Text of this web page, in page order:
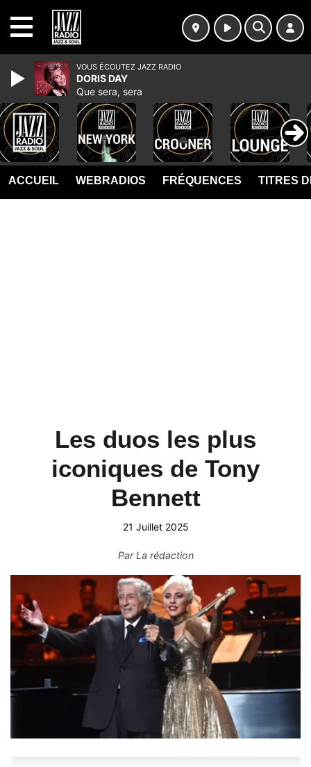
ACCUEIL WEBRADIOS FRÉQUENCES TITRES
Les duos les plus
iconiques de Tony
Bennett
21 Juillet 2025
ParLa rédaction
VOUS ÉCOUTEZ JAZZ RADIO
DORIS DAY
Que sera, sera